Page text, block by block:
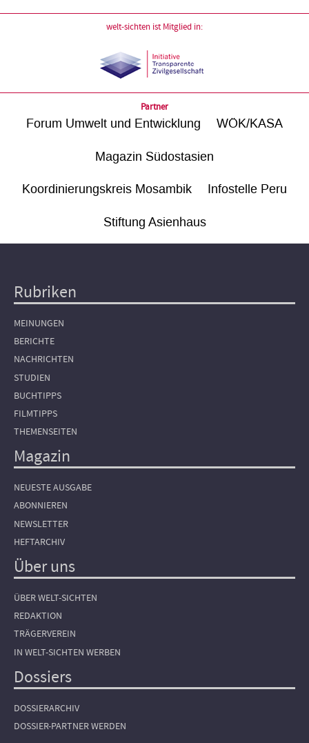
welt-sichten ist Mitglied in:
Partner
Forum Umwelt und Entwicklung WÖK/KASA
Magazin Südostasien
Koordinierungskreis Mosambik Infostelle Peru
Stiftung Asienhaus
Hauptnavigation
Rubriken
MEINUNGEN
BERICHTE
NACHRICHTEN
STUDIEN
BUCHTIPPS
FILMTIPPS
THEMENSEITEN
Magazin
NEUESTE AUSGABE
ABONNIEREN
NEWSLETTER
HEFTARCHIV
Über uns
ÜBER WELT-SICHTEN
REDAKTION
TRÄGERVEREIN
IN WELT-SICHTEN WERBEN
Dossiers
DOSSIERARCHIV
DOSSIER-PARTNER WERDEN